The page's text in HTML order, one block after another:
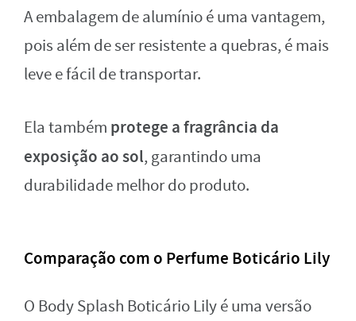
A embalagem de alumínio é uma vantagem,
pois além de ser resistente a quebras, é mais
leve e fácil de transportar.
Ela também protege a fragrância da
exposição ao sol, garantindo uma
durabilidade melhor do produto.
Comparação com o Perfume Boticário Lily
O Body Splash Boticário Lily é uma versão